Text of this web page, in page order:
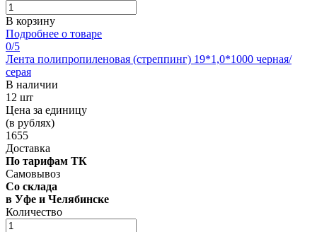
В корзину
Подробнее о товаре
0/5
Лента полипропиленовая (стреппинг) 19*1,0*1000 черная/
серая
В наличии
12 шт
Цена за единицу
(в рублях)
1655
Доставка
По тарифам ТК
Самовывоз
Со склада
в Уфе и Челябинске
Количество